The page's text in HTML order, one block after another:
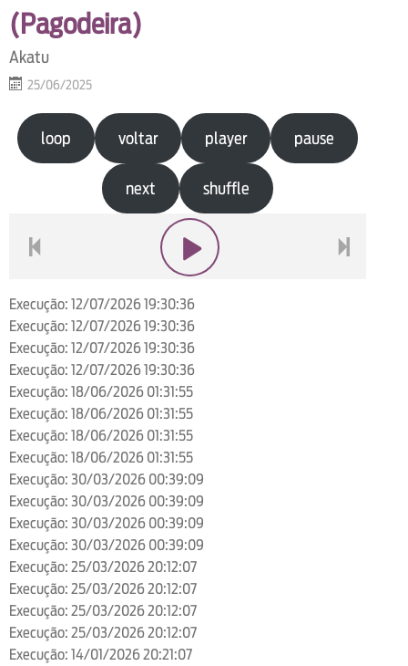
(Pagodeira)
Akatu
25/06/2025
loop voltar player pause
next shuffle
Execução: 12/07/2026 19:30:36
Execução: 12/07/2026 19:30:36
Execução: 12/07/2026 19:30:36
Execução: 12/07/2026 19:30:36
Execução: 18/06/2026 01:31:55
Execução: 18/06/2026 01:31:55
Execução: 18/06/2026 01:31:55
Execução: 18/06/2026 01:31:55
Execução: 30/03/2026 00:39:09
Execução: 30/03/2026 00:39:09
Execução: 30/03/2026 00:39:09
Execução: 30/03/2026 00:39:09
Execução: 25/03/2026 20:12:07
Execução: 25/03/2026 20:12:07
Execução: 25/03/2026 20:12:07
Execução: 25/03/2026 20:12:07
Execução: 14/01/2026 20:21:07